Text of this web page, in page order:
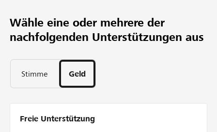
CHF 20’000
Wunschbetrag
Unterstützungen
52
Tage
Wähle eine oder mehrere der
nachfolgenden Unterstützungen aus
Stimme Geld
Freie Unterstützung